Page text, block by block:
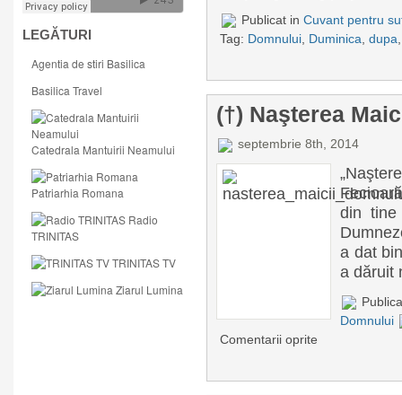
LEGĂTURI
Agentia de stiri Basilica
Basilica Travel
Catedrala Mantuirii Neamului
Patriarhia Romana
Radio
TRINITAS
TRINITAS TV
Ziarul Lumina
Publicat in Cuvant pentru
Tag: Domnului Duminica dupa
(†) Naşterea
septembrie 8th, 2014
din tine
a dat
a dăruit
Domnului
Comentarii oprite